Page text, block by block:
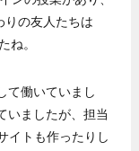
りの友人たちは
ね。
て働いていまし
いましたが、担当
イトも作ったりし